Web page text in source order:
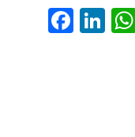
Fa
ce
Li
nk